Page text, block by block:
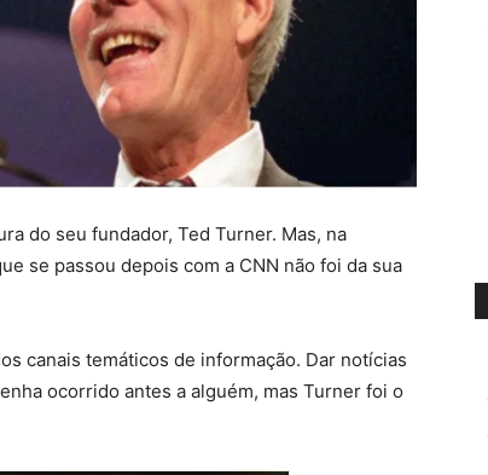
do seu fundador, Ted Turner. Mas, na
se passou depois com a CNN não foi da sua
canais temáticos de informação. Dar notícias
ocorrido antes a alguém, mas Turner foi o